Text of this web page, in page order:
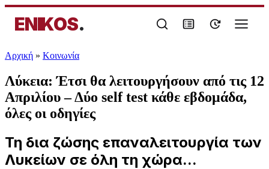
ENIKOS.
Αρχική » Κοινωνία
Λύκεια: Έτσι θα λειτουργήσουν από τις 12
Απριλίου – Δύο self test κάθε εβδομάδα,
όλες οι οδηγίες
Τη δια ζώσης επαναλειτουργία των
Λυκείων σε όλη τη χώρα...